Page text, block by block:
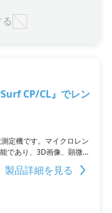
CP/CL』でレン
定機です。マイクロレン
であり、3D画像、顕微鏡
、輪郭、真円度、形状な
製品詳細を見る